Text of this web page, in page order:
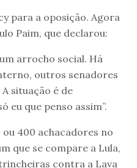
para a oposição. Agora
Paim, que declarou:
arrocho social. Há
outros senadores
situação é de
eu que penso assim”.
ou 400 achacadores no
que se compare a Lula,
contra a Lava